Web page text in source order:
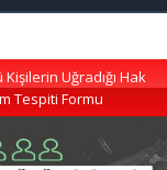
Uğradığı Hak
Tespiti Formu